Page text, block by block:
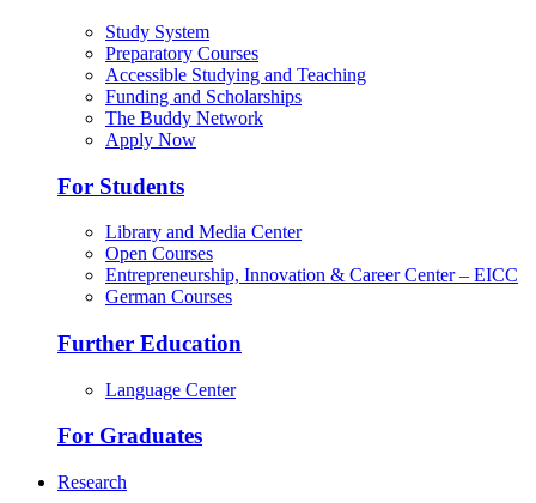
Study System
Preparatory Courses
Accessible Studying and Teaching
Funding and Scholarships
The Buddy Network
Apply Now
For Students
Library and Media Center
Open Courses
Entrepreneurship, Innovation & Career Center – EICC
German Courses
Further Education
Language Center
For Graduates
Research